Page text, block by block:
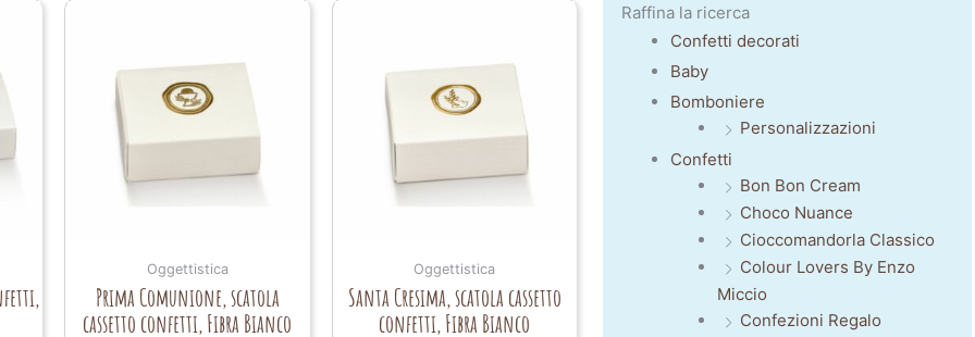
Oggettistica
Prima Comunione, scatola
cassetto confetti, Fibra Bianco
Oggettistica
Santa Cresima, scatola cassetto
confetti, Fibra Bianco
Raffina la ricerca
Confetti decorati
Baby
Bomboniere
Personalizzazioni
Confetti
Bon Bon Cream
Choco Nuance
Cioccomandorla Classico
Colour Lovers By Enzo
Miccio
Confezioni Regalo